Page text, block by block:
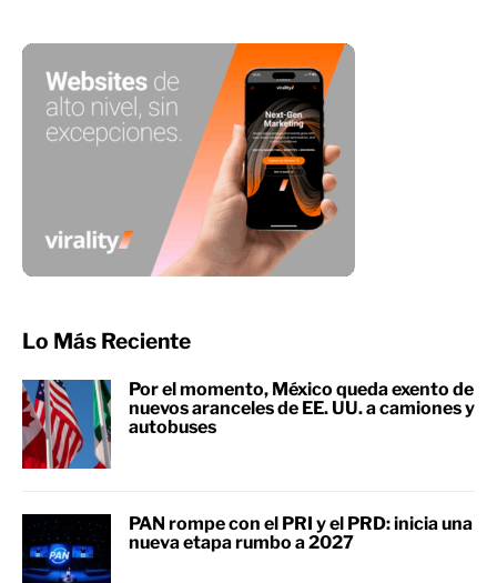
Lo Más Reciente
Por el momento, México queda exento de
nuevos aranceles de EE. UU. a camiones y
autobuses
PAN rompe con el PRI y el PRD: inicia una
nueva etapa rumbo a 2027